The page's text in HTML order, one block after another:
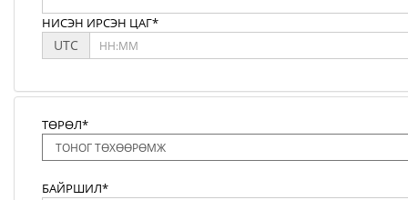
НИСЭН ИРСЭН ЦАГ*
UTC
ТӨРӨЛ*
БАЙРШИЛ*